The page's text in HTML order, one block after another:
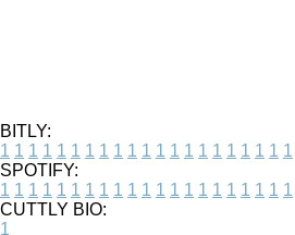
BITLY:
1 1 1 1 1 1 1 1 1 1 1 1 1 1 1 1 1 1 1 1 1
SPOTIFY:
1 1 1 1 1 1 1 1 1 1 1 1 1 1 1 1 1 1 1 1 1
CUTTLY BIO:
1